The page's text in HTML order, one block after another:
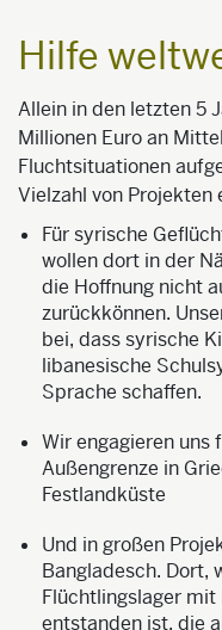
Hilfe
Allein in den letzten 5
Millionen Euro an
Fluchtsituationen
Vielzahl von Projekten
Für syrische
wollen dort in der
die Hoffnung nicht
zurückkönnen.
bei, dass syrische
libanesische
Sprache schaffen.
Wir engagieren uns
Außengrenze in
Festlandküste
Und in großen
Bangladesch. Dort,
Flüchtlingslager mit
entstanden ist, die